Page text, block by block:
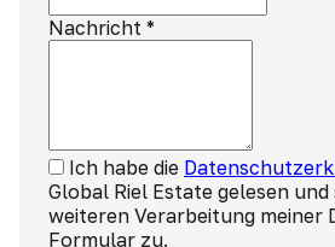
Nachricht *
Ich habe die
Global Riel Estate gelesen
weiteren Verarbeitung meiner
Formular zu.